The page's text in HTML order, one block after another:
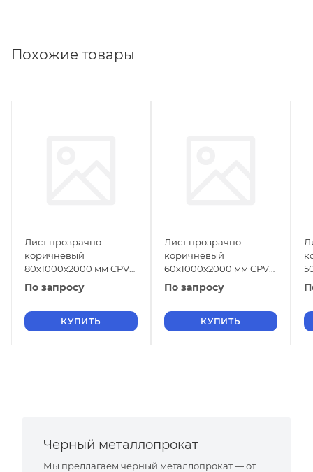
Похожие товары
Лист прозрачно-
коричневый
80х1000х2000 мм CPVC
ГОСТ 32415-2013
По запросу
КУПИТЬ
Лист прозрачно-
коричневый
60х1000х2000 мм CPVC
ГОСТ 32415-2013
По запросу
КУПИТЬ
Черный металлопрокат
Мы предлагаем черный металлопрокат — от